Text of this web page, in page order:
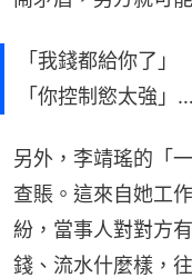
「我錢都給你了」
「你控制慾太強」
另外，李靖瑤的「
查賬。這來自她工
紛，當事人對對方
錢、流水什麼樣，